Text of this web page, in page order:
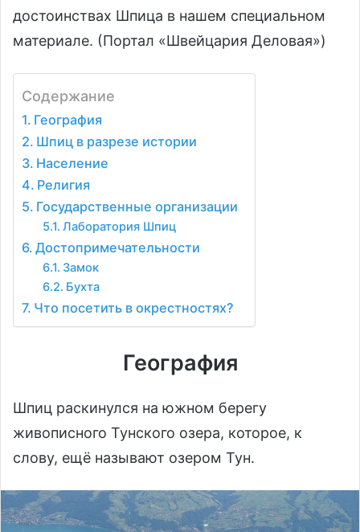
достоинствах Шпица в нашем специальном
материале. (Портал «Швейцария Деловая»)
Содержание
География
Шпиц в разрезе истории
Население
Религия
Государственные организации
Лаборатория Шпиц
Достопримечательности
Замок
Бухта
Что посетить в окрестностях?
География
Шпиц раскинулся на южном берегу
живописного Тунского озера, которое, к
слову, ещё называют озером Тун.